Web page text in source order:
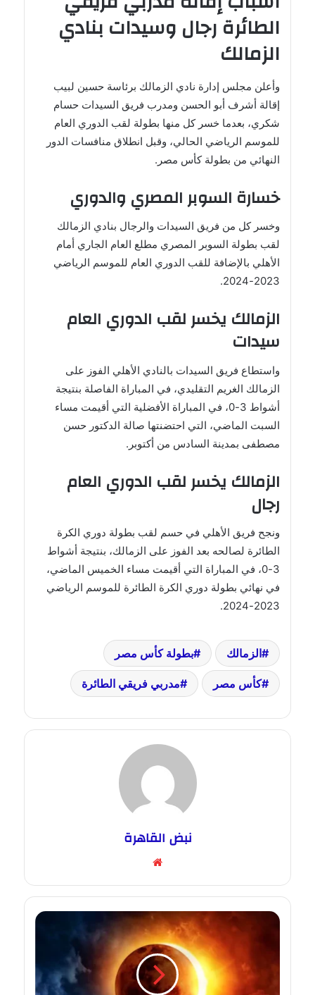
الطائرة رجال وسيدات بنادي
الزمالك
وأعلن مجلس إدارة نادي الزمالك برئاسة حسين لبيب
إقالة أشرف أبو الحسن ومدرب فريق السيدات حسام
شكري، بعدما خسر كل منها بطولة لقب الدوري العام
للموسم الرياضي الحالي، وقبل انطلاق منافسات الدور
النهائي من بطولة كأس مصر.
خسارة السوبر المصري والدوري
وخسر كل من فريق السيدات والرجال بنادي الزمالك
لقب بطولة السوبر المصري مطلع العام الجاري أمام
الأهلي بالإضافة للقب الدوري العام للموسم الرياضي
2023-2024.
الزمالك يخسر لقب الدوري العام
سيدات
واستطاع فريق السيدات بالنادي الأهلي الفوز على
الزمالك الغريم التقليدي، في المباراة الفاصلة بنتيجة
أشواط 3-0، في المباراة الأفضلية التي أقيمت مساء
السبت الماضي، التي احتضنتها صالة الدكتور حسن
مصطفى بمدينة السادس من أكتوبر.
الزمالك يخسر لقب الدوري العام
رجال
ونجح فريق الأهلي في حسم لقب بطولة دوري الكرة
الطائرة لصالحه بعد الفوز على الزمالك، بنتيجة أشواط
3-0، في المباراة التي أقيمت مساء الخميس الماضي،
في نهائي بطولة دوري الكرة الطائرة للموسم الرياضي
2023-2024.
الزمالك بطولة كأس مصر
كأس مصر مدربي فريقي الطائرة
نبض القاهرة